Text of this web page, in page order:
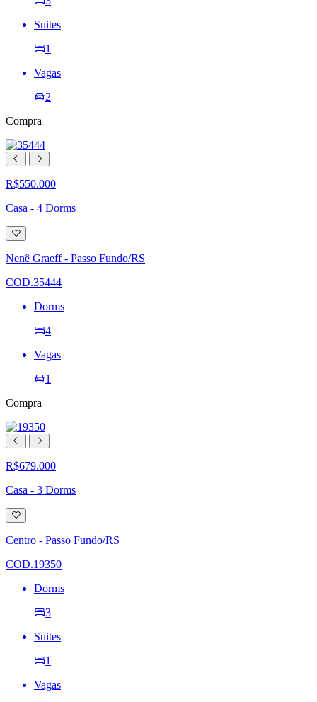
Suites
1
Vagas
2
Compra
R$550.000
Casa - 4 Dorms
Adicionar
à
lista
de
Nenê Graeff - Passo Fundo/RS
COD.35444
Dorms
4
Vagas
1
Compra
R$679.000
Casa - 3 Dorms
Adicionar
à
lista
de
Centro - Passo Fundo/RS
COD.19350
Dorms
3
Suites
1
Vagas